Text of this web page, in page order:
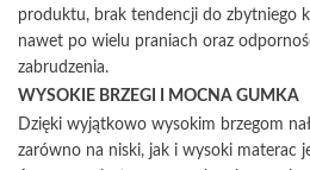
produktu, brak tendencji do zbytniego
nawet po wielu praniach oraz
zabrudzenia.
WYSOKIE BRZEGI I MOCNA GUMKA
Dzięki wyjątkowo wysokim brzegom
zarówno na niski, jak i wysoki materac